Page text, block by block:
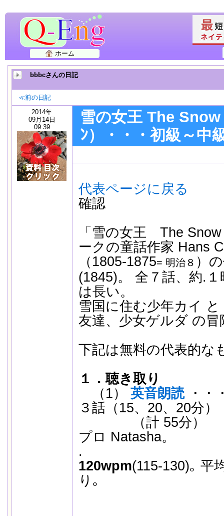
ホーム
bbbcさんの日記
≪前の日記
2014年
09月14日
09:39
雪の女王 The Snow
ﾝ）・・・初級～中
代表ページに戻る
確認
「雪の女王 The
ークの童話作家 Hans
（1805-1875= 明治８ ）
(1845)。 全７話、約.
は長い。
雪国に住む少年カイ
友達、少女ゲルダ の
下記は無料の代表的な
１．聴き取り
（1） 英音朗読・・
３話（15、20、20分）
（計 55分） 語
プロ Natasha。
120wpm(115-130)｡ 平
り｡